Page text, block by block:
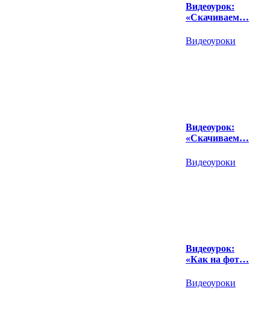
Видеоурок:
«Скачиваем…
Видеоуроки
Видеоурок:
«Скачиваем…
Видеоуроки
Видеоурок:
«Как на фот…
Видеоуроки